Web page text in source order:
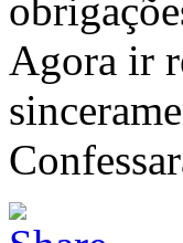
Agora ir